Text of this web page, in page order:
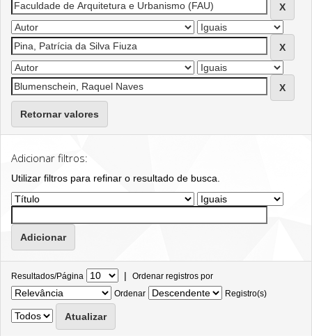
Retornar valores
Adicionar filtros:
Utilizar filtros para refinar o resultado de busca.
Resultados/Página | Ordenar registros por
Ordenar
Registro(s)